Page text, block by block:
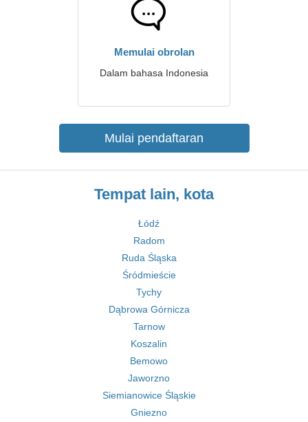
Memulai obrolan
Dalam bahasa Indonesia
Mulai pendaftaran
Tempat lain, kota
Łódź
Radom
Ruda Śląska
Śródmieście
Tychy
Dąbrowa Górnicza
Tarnow
Koszalin
Bemowo
Jaworzno
Siemianowice Śląskie
Gniezno